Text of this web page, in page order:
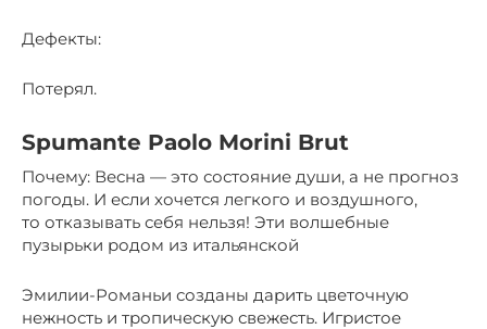
Дефекты:
Потерял.
Spumante Paolo Morini Brut
Почему: Весна — это состояние души, а не прогноз
погоды. И если хочется легкого и воздушного,
то отказывать себя нельзя! Эти волшебные
пузырьки родом из итальянской
Эмилии-Романьи созданы дарить цветочную
нежность и тропическую свежесть. Игристое